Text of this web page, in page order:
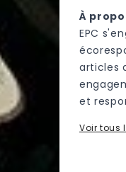
À
EPC
articles
et
Voir tous